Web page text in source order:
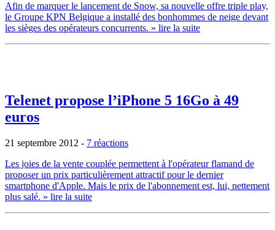
Afin de marquer le lancement de Snow, sa nouvelle offre triple play,
le Groupe KPN Belgique a installé des bonhommes de neige devant
les sièges des opérateurs concurrents. » lire la suite
Telenet propose l’iPhone 5 16Go à 49
euros
21 septembre 2012 - 7 réactions
Les joies de la vente couplée permettent à l'opérateur flamand de
proposer un prix particulièrement attractif pour le dernier
smartphone d'Apple. Mais le prix de l'abonnement est, lui, nettement
plus salé. » lire la suite